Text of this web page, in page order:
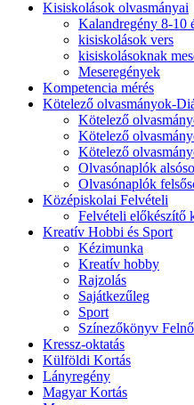
Kisiskolások olvasmányai
Kalandregény 8-10
kisiskolások vers
kisiskolásoknak
Meseregények
Kompetencia mérés
Kötelező olvasmányok-
Kötelező
Kötelező
Kötelező
Olvasónaplók
Olvasónaplók
Középiskolai Felvételi
Felvételi előkészítő
Kreatív Hobbi és Sport
Kézimunka
Kreatív hobby
Rajzolás
Sajátkezűleg
Sport
Színezőkönyv
Kressz-oktatás
Külföldi Kortás
Lányregény
Magyar Kortás